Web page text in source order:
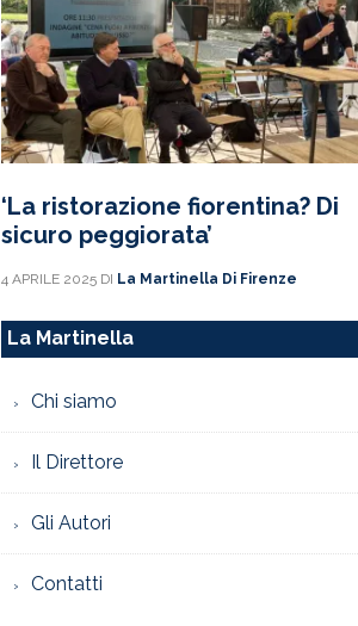
‘La ristorazione fiorentina? Di
sicuro peggiorata’
4 APRILE 2025 DI La Martinella Di Firenze
La Martinella
Chi siamo
Il Direttore
Gli Autori
Contatti